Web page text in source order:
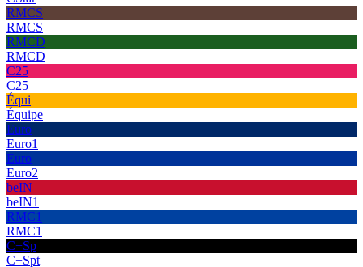
RMCS
RMCS
RMCD
RMCD
C25
C25
Équi
Équipe
Euro
Euro1
Euro
Euro2
beIN
beIN1
RMC1
RMC1
C+Sp
C+Spt